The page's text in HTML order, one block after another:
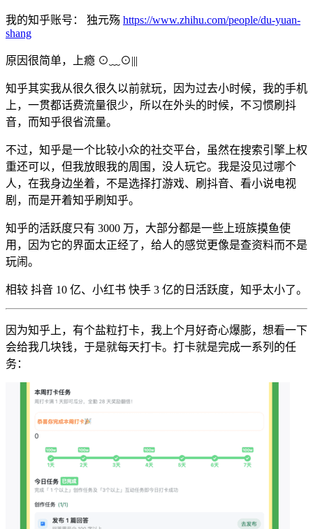
我的知乎账号： 独元殇 https://www.zhihu.com/people/du-yuan-
shang
原因很简单，上瘾 ⊙﹏⊙|||
知乎其实我从很久很久以前就玩，因为过去小时候，我的手机
上，一贯都话费流量很少，所以在外头的时候，不习惯刷抖
音，而知乎很省流量。
不过，知乎是一个比较小众的社交平台，虽然在搜索引擎上权
重还可以，但我放眼我的周围，没人玩它。我是没见过哪个
人，在我身边坐着，不是选择打游戏、刷抖音、看小说电视
剧，而是开着知乎刷知乎。
知乎的活跃度只有 3000 万，大部分都是一些上班族摸鱼使
用，因为它的界面太正经了，给人的感觉更像是查资料而不是
玩闹。
相较 抖音 10 亿、小红书 快手 3 亿的日活跃度，知乎太小了。
因为知乎上，有个盐粒打卡，我上个月好奇心爆膨，想看一下
会给我几块钱，于是就每天打卡。打卡就是完成一系列的任
务：